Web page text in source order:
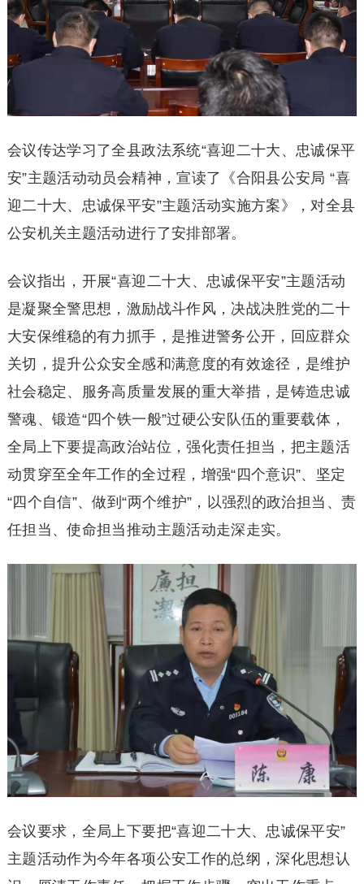
会议传达学习了全县政法系统“喜迎二十大、忠诚保平
安”主题活动动员会精神，宣读了《合阳县公安局 “喜
迎二十大、忠诚保平安”主题活动实施方案》，对全县
公安机关主题活动进行了安排部署。
会议指出，开展“喜迎二十大、忠诚保平安”主题活动
是凝聚全警思想，激励战斗作风，决战决胜党的二十
大安保维稳的有力抓手，是推进警务公开，回应群众
关切，提升公众安全感和满意度的有效途径，是维护
社会稳定、服务高质量发展的重大举措，是铸造忠诚
警魂、锻造“四个铁一般”过硬公安队伍的重要载体，
全局上下要提高政治站位，强化责任担当，把主题活
动贯穿至全年工作的全过程，增强“四个意识”、坚定
“四个自信”、做到“两个维护”，以强烈的政治担当、责
任担当、使命担当推动主题活动走深走实。
会议要求，全局上下要把“喜迎二十大、忠诚保平安”
主题活动作为今年各项公安工作的总纲，深化思想认